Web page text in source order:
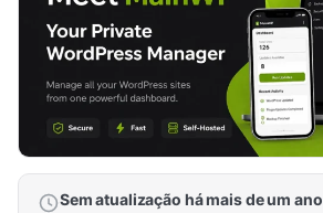
Sem atualização há mais de um ano